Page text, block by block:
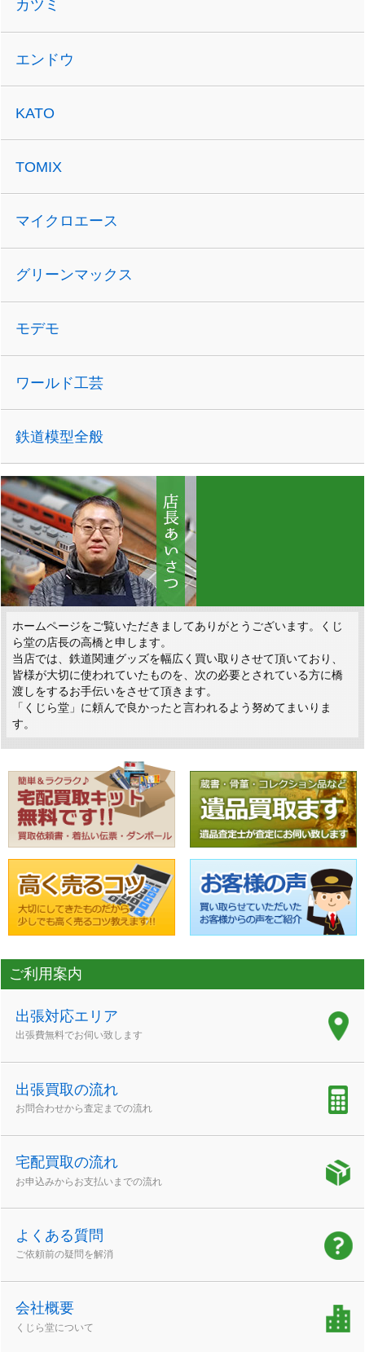
カツミ
エンドウ
KATO
TOMIX
マイクロエース
グリーンマックス
モデモ
ワールド工芸
鉄道模型全般
ホームページをご覧いただきましてありがとうございます。くじ
ら堂の店長の高橋と申します。
当店では、鉄道関連グッズを幅広く買い取りさせて頂いており、
皆様が大切に使われていたものを、次の必要とされている方に橋
渡しをするお手伝いをさせて頂きます。
「くじら堂」に頼んで良かったと言われるよう努めてまいりま
す。
ご利用案内
出張対応エリア
出張費無料でお伺い致します
出張買取の流れ
お問合わせから査定までの流れ
宅配買取の流れ
お申込みからお支払いまでの流れ
よくある質問
ご依頼前の疑問を解消
会社概要
くじら堂について